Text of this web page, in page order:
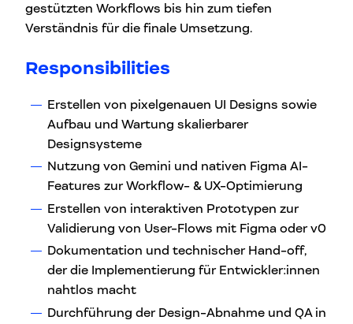
gestützten Workflows bis hin zum tiefen
Verständnis für die finale Umsetzung.
Responsibilities
Erstellen von pixelgenauen UI Designs sowie
Aufbau und Wartung skalierbarer
Designsysteme
Nutzung von Gemini und nativen Figma AI-
Features zur Workflow- & UX-Optimierung
Erstellen von interaktiven Prototypen zur
Validierung von User-Flows mit Figma oder v0
Dokumentation und technischer Hand-off,
der die Implementierung für Entwickler:innen
nahtlos macht
Durchführung der Design-Abnahme und QA in